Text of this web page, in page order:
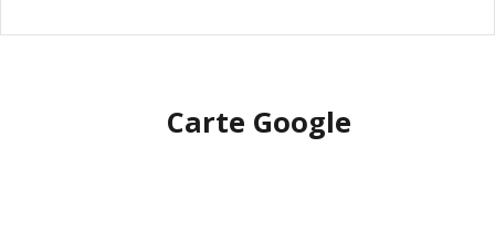
Carte Google